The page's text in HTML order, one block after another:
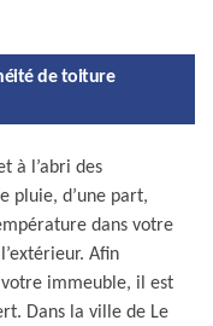
de toiture
à l’abri des
pluie, d’une part,
dans votre
Afin
votre immeuble, il est
Dans la ville de Le